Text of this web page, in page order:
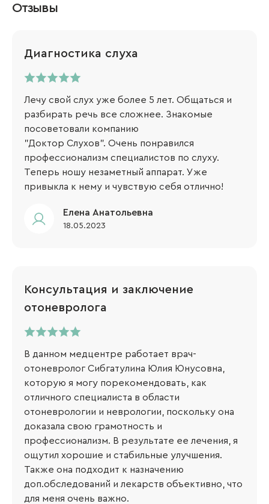
Отзывы
Диагностика слуха
Лечу свой слух уже более 5 лет. Общаться и
разбирать речь все сложнее. Знакомые
посоветовали компанию
"Доктор Слухов". Очень понравился
профессионализм специалистов по слуху.
Теперь ношу незаметный аппарат. Уже
привыкла к нему и чувствую себя отлично!
Елена Анатольевна
18.05.2023
Консультация и заключение
отоневролога
В данном медцентре работает врач-
отоневролог Сибгатулина Юлия Юнусовна,
которую я могу порекомендовать, как
отличного специалиста в области
отоневрологии и неврологии, поскольку она
доказала свою грамотность и
профессионализм. В результате ее лечения, я
ощутил хорошие и стабильные улучшения.
Также она подходит к назначению
доп.обследований и лекарств объективно, что
для меня очень важно.